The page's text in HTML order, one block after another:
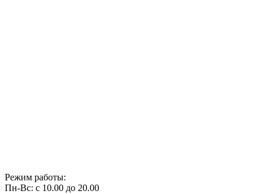
Режим работы:
Пн-Вс: с 10.00 до 20.00